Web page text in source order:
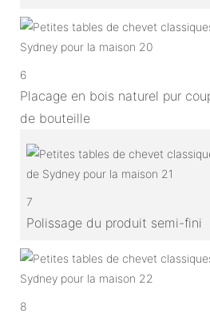
6
Placage en bois naturel pur
de bouteille
7
Polissage du produit semi-fini
8